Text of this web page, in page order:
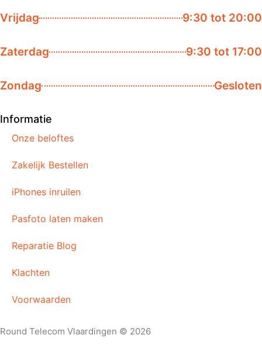
Vrijdag 9:30 tot 20:00
Zaterdag 9:30 tot 17:00
Zondag Gesloten
Informatie
Onze beloftes
Zakelijk Bestellen
iPhones inruilen
Pasfoto laten maken
Reparatie Blog
Klachten
Voorwaarden
Round Telecom Vlaardingen © 2026